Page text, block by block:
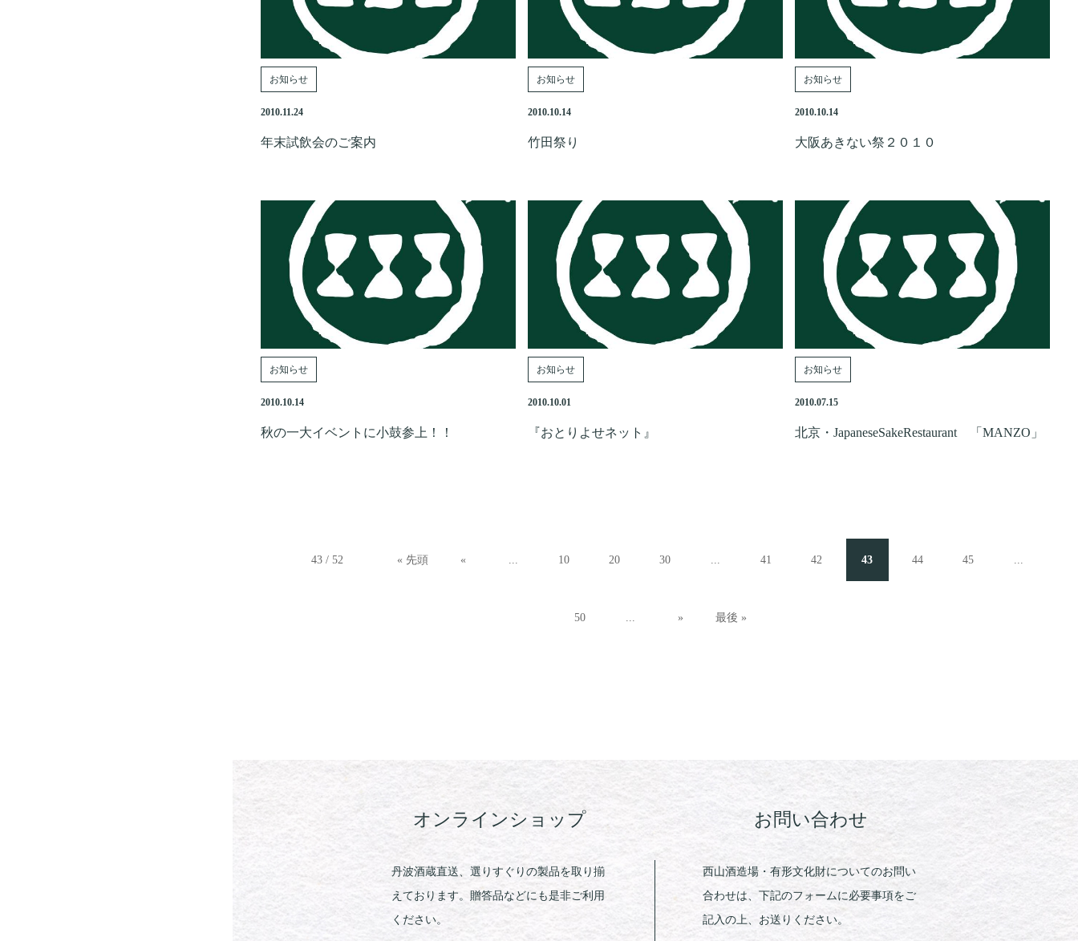
お知らせ
2010.11.24
年末試飲会のご案内
お知らせ
2010.10.14
竹田祭り
お知らせ
2010.10.14
大阪あきない祭２０１０
お知らせ
2010.10.14
秋の一大イベントに小鼓参上！！
お知らせ
2010.10.01
『おとりよせネット』
お知らせ
2010.07.15
北京・JapaneseSakeRestaurant 「MANZO」
43 / 52 « 先頭 « 10 20 30 41 42 43 44 45
50 » 最後 »
オンラインショップ
丹波酒蔵直送、選りすぐりの製品を取り揃
えております。贈答品などにも是非ご利用
ください。
お問い合わせ
西山酒造場・有形文化財についてのお問い
合わせは、下記のフォームに必要事項をご
記入の上、お送りください。